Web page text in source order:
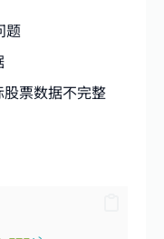
题
票数据不完整